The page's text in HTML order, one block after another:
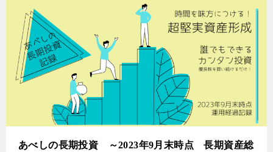
あべしの長期投資 ～2023年9月末時点 長期資産総